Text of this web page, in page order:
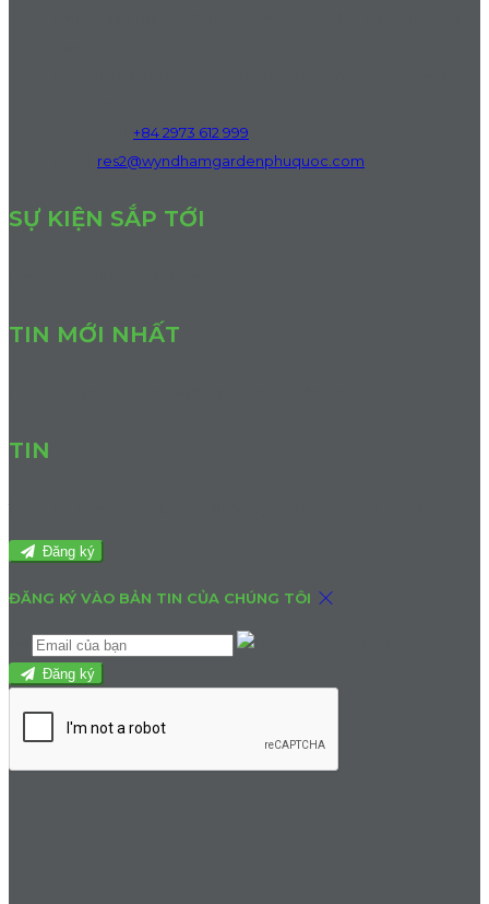
+84 2973 612 999
res2@wyndhamgardenphuquoc.com
SỰ KIỆN SẮP TỚI
TIN MỚI NHẤT
TIN
Đăng ký
ĐĂNG KÝ VÀO BẢN TIN CỦA CHÚNG TÔI
Đăng ký